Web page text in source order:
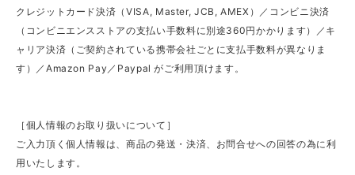
クレジットカード決済（VISA, Master, JCB, AMEX）／コンビニ決済
（コンビニエンスストアの支払い手数料に別途360円かかります）／キ
ャリア決済（ご契約されている携帯会社ごとに支払手数料が異なりま
す）／Amazon Pay／Paypal がご利用頂けます。
［個人情報のお取り扱いについて］
ご入力頂く個人情報は、商品の発送・決済、お問合せへの回答の為に利
用いたします。